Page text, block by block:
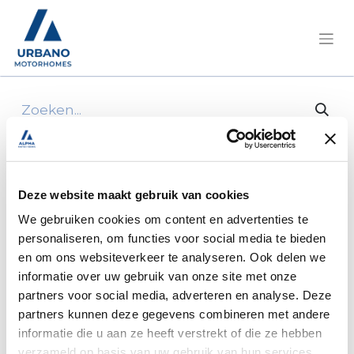
Deze website maakt gebruik van cookies
We gebruiken cookies om content en advertenties te
personaliseren, om functies voor social media te bieden
en om ons websiteverkeer te analyseren. Ook delen we
informatie over uw gebruik van onze site met onze
partners voor social media, adverteren en analyse. Deze
partners kunnen deze gegevens combineren met andere
informatie die u aan ze heeft verstrekt of die ze hebben
Alle producten
Clever Tour Trail hunter 540 Citroën 140 Pk/Cv